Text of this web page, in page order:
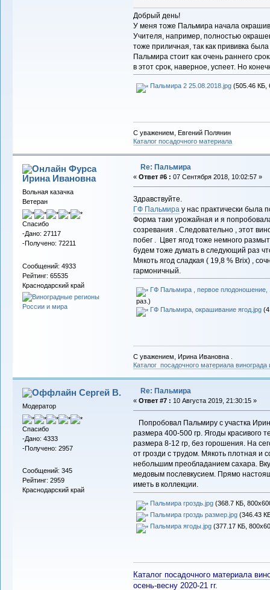
Добрый день!
У меня тоже Пальмира начала
Учителя, например, полностью
тоже приличная, так как прививка
Пальмира стоит как очень раннего
в этот срок, наверное, успеет. Но
Пальмира 2 25.08.2018.jpg(505.46 КБ,
С уважением, Евгений Полянин
Каталог посадочного материала
Фурса
Ирина Ивановна
Вольная казачка
Ветеран
Спасибо
-Дано: 27117
-Получено: 72211
Сообщений: 4933
Рейтинг: 65535
Краснодарский край
Re: Пальмира
« Ответ #6 : 07 Сентября 2018, 10:02:57 »
Здравствуйте.
ГФ Пальмирау нас практически была
Форма таки урожайная и я
созревания . Следовательно , этот
побег . Цвет ягод тоже немного
будем тоже думать в следующий раз
Мякоть ягод сладкая ( 19,8 % Brix) ,
гармоничный.
ГФ Пальмира , первое плодоношение,
раз.)
ГФ Пальмира, окрашивание ягод.jpg
С уважением, Ирина Ивановна .
Каталог посадочного материала
Сергей В.
Модератор
Спасибо
-Дано: 4333
-Получено: 2957
Сообщений: 345
Рейтинг: 2959
Краснодарский край
Re: Пальмира
« Ответ #7 : 10 Августа 2019, 21:30:15 »
Попробовал Пальмиру с участка
размера 400-500 гр. Ягоды красивого
размера 8-12 гр, без горошения. На
от грозди с трудом. Мякоть плотная и
небольшим преобладанием сахара.
медовым послевкусием. Прямо
иметь в коллекции.
Пальмира гроздь.jpg(368.7 КБ,
Пальмира гроздь размер.jpg(346.43
Пальмира ягоды.jpg(377.17 КБ,
Каталог посадочного материала
осень-весну 2020-21 гг.